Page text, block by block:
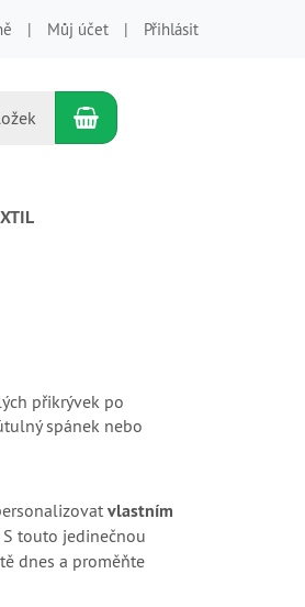
Můj účet Přihlásit
Nákupní košík
přikrývek po
spánek nebo
vlastním
touto jedinečnou
dnes a proměňte